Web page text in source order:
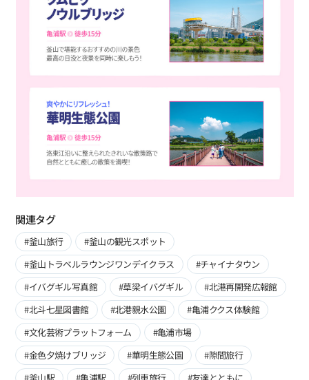
関連タグ
#釜山旅行
#釜山の観光スポット
#釜山トラベルラウンジワンデイクラス
#チャイナタウン
#イバグギル写真館
#草梁イバグギル
#北港再開発広報館
#北斗七星図書館
#北港親水公園
#亀浦ククス体験館
#文化芸術プラットフォーム
#亀浦市場
#金色夕焼けブリッジ
#華明生態公園
#隙間旅行